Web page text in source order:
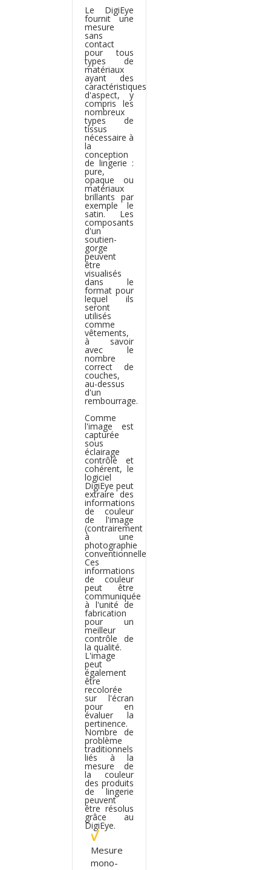
Le DigiEye
fournit une
mesure
sans
contact
pour tous
types de
matériaux
ayant des
caractéristiques
d'aspect, y
compris les
nombreux
types de
tissus
nécessaire à
la
conception
de lingerie :
pure,
opaque ou
matériaux
brillants par
exemple le
satin. Les
composants
d'un
soutien-
gorge
peuvent
être
visualisés
dans le
format pour
lequel ils
seront
utilisés
comme
vêtements,
à savoir
avec le
nombre
correct de
couches,
au-dessus
d'un
rembourrage.
Comme
l'image est
capturée
sous
éclairage
contrôlé et
cohérent, le
logiciel
DigiEye peut
extraire des
informations
de couleur
de l'image
(contrairement
à une
photographie
conventionnelle).
Ces
informations
de couleur
peut être
communiquée
à l'unité de
fabrication
pour un
meilleur
contrôle de
la qualité.
L'image
peut
également
être
recolorée
sur l'écran
pour en
évaluer la
pertinence.
Nombre de
problème
traditionnels
liés à la
mesure de
la couleur
des produits
de lingerie
peuvent
être résolus
grâce au
DigiEye.
Mesure
mono-